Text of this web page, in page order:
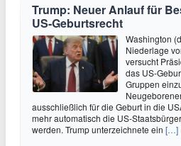
Trump: Neuer Anlauf für
US-Geburtsrecht
Washington
Niederlage
versucht
das US-
Gruppen
ausschließlich für die Geburt in die
mehr automatisch die US-
werden. Trump unterzeichnete ein […]